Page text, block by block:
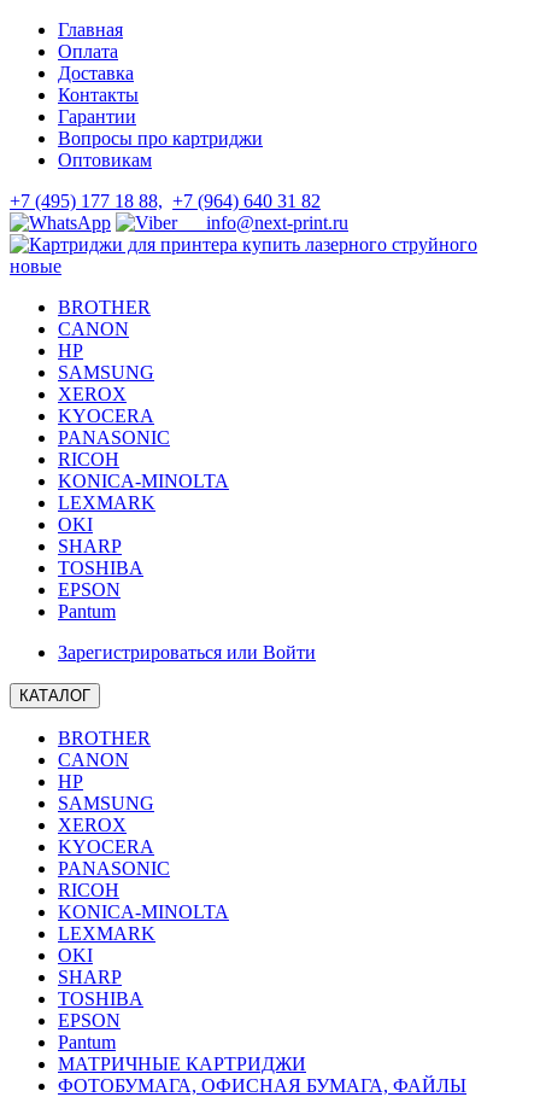
Skip
navigation
Skip
content
Главная
Оплата
Доставка
Контакты
Гарантии
Вопросы про картриджи
Оптовикам
+7 (495) 177 18 88, +7 (964) 640 31 82
info@next-print.ru
BROTHER
CANON
HP
SAMSUNG
XEROX
KYOCERA
PANASONIC
RICOH
KONICA-MINOLTA
LEXMARK
OKI
SHARP
TOSHIBA
EPSON
Pantum
Зарегистрироваться или Войти
КАТАЛОГ
BROTHER
CANON
HP
SAMSUNG
XEROX
KYOCERA
PANASONIC
RICOH
KONICA-MINOLTA
LEXMARK
OKI
SHARP
TOSHIBA
EPSON
Pantum
МАТРИЧНЫЕ КАРТРИДЖИ
ФОТОБУМАГА, ОФИСНАЯ БУМАГА, ФАЙЛЫ